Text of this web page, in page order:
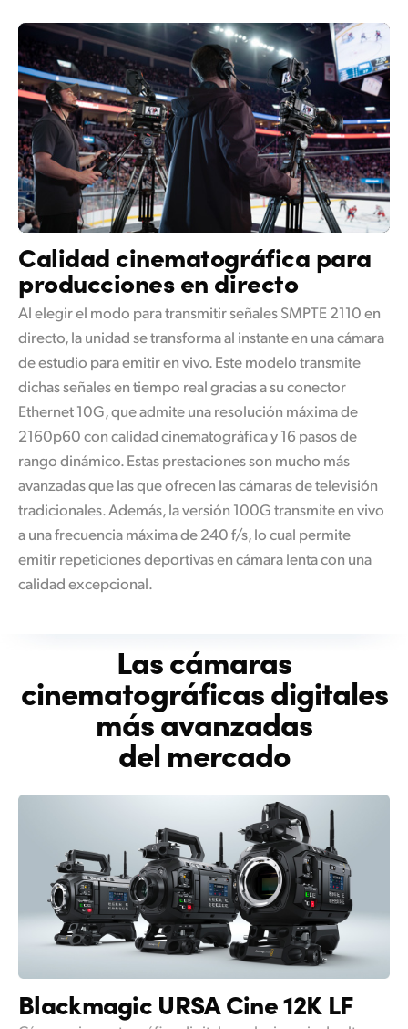
Calidad cinematográfica para
producciones en directo
Al elegir el modo para transmitir señales SMPTE 2110 en
directo, la unidad se transforma al instante en una cámara
de estudio para emitir en vivo. Este modelo transmite
dichas señales en tiempo real gracias a su conector
Ethernet 10G, que admite una resolución máxima de
2160p60 con calidad cinematográfica y 16 pasos de
rango dinámico. Estas prestaciones son mucho más
avanzadas que las que ofrecen las cámaras de televisión
tradicionales. Además, la versión 100G transmite en vivo
a una frecuencia máxima de 240 f/s, lo cual permite
emitir repeticiones deportivas en cámara lenta con una
calidad excepcional.
Las cámaras
cinematográficasdigitales
más avanzadas
del mercado
Blackmagic URSACine 12K LF